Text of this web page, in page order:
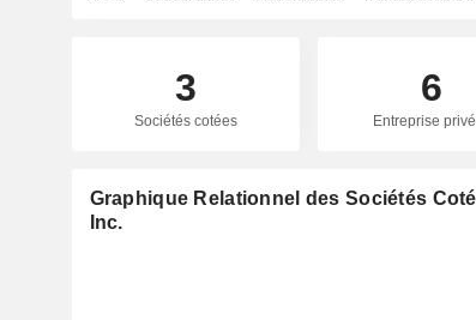
3
Sociétés cotées
6
Entreprise
Graphique Relationnel des Sociétés
Inc.